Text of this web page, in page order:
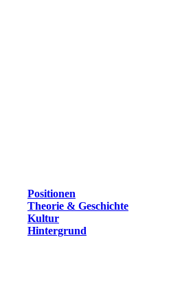
Positionen
Theorie & Geschichte
Kultur
Hintergrund